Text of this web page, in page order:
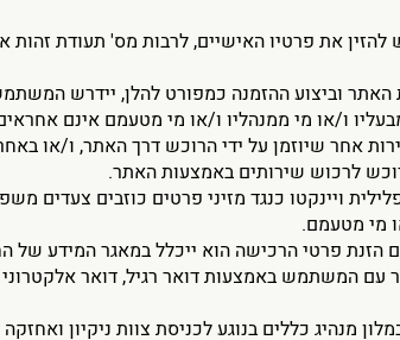
מבעליו ו/או מי ממנהליו ו/או מי מטעמם
אחר שיוזמן על ידי הרוכש דרך האתר, ו/או
לרכוש שירותים באמצעות האתר.
פלילית ויינקטו כנגד מזיני פרטים כוזבים
מי מטעמם.
הזנת פרטי הרכישה הוא ייכלל במאגר
המשתמש באמצעות דואר רגיל, דואר